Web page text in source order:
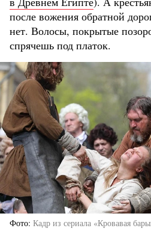
после вожения обратной
нет. Волосы, покрытые
спрячешь под платок.
Фото Кадр из сериала «Кровавая